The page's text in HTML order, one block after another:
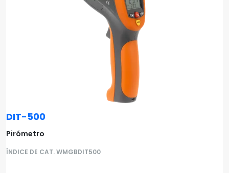
DIT-500
Pirómetro
ÍNDICE DE CAT. WMGBDIT500